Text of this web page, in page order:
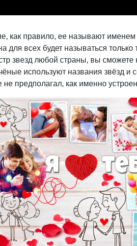
как правило, ее называют именем
всех будет называться только
звезд любой страны, вы
используют названия звёзд и
предполагал, как именно